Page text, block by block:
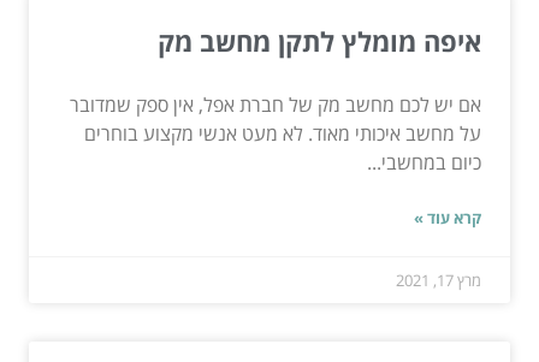
איפה מומלץ לתקן מחשב מק
אם יש לכם מחשב מק של חברת אפל, אין ספק שמדובר
על מחשב איכותי מאוד. לא מעט אנשי מקצוע בוחרים
כיום במחשבי...
קרא עוד »
מרץ 17, 2021